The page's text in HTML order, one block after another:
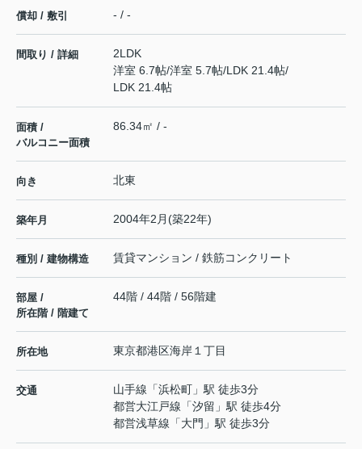
償却 / 敷引 - / -
間取り / 詳細
2LDK
洋室 6.7帖/洋室 5.7帖/LDK 21.4帖/
LDK 21.4帖
面積 /
バルコニー面積
86.34㎡ / -
向き 北東
築年月 2004年2月(築22年)
種別 / 建物構造 賃貸マンション / 鉄筋コンクリート
部屋 /
所在階 / 階建て
44階 / 44階 / 56階建
所在地 東京都港区海岸 １丁目
交通 山手線 「浜松町 」駅 徒歩3分
都営大江戸線 「汐留 」駅 徒歩4分
都営浅草線 「大門 」駅 徒歩3分